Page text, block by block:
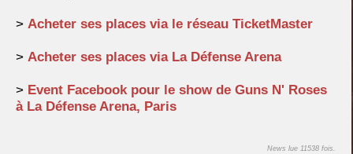
> Acheter ses places via le réseau TicketMaster
> Acheter ses places via La Défense Arena
> Event Facebook pour le show de Guns N' Roses
à La Défense Arena, Paris
News lue 11538 fois.